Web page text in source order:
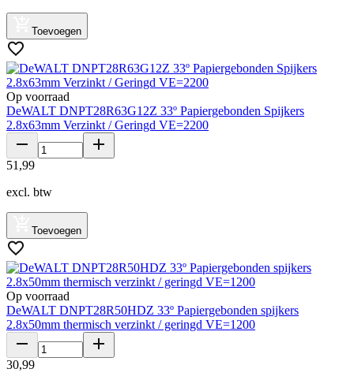
Toevoegen
Op voorraad
DeWALT DNPT28R63G12Z 33º Papiergebonden Spijkers
2.8x63mm Verzinkt / Geringd VE=2200
51 ,99
excl. btw
Toevoegen
Op voorraad
DeWALT DNPT28R50HDZ 33º Papiergebonden spijkers
2.8x50mm thermisch verzinkt / geringd VE=1200
30,99